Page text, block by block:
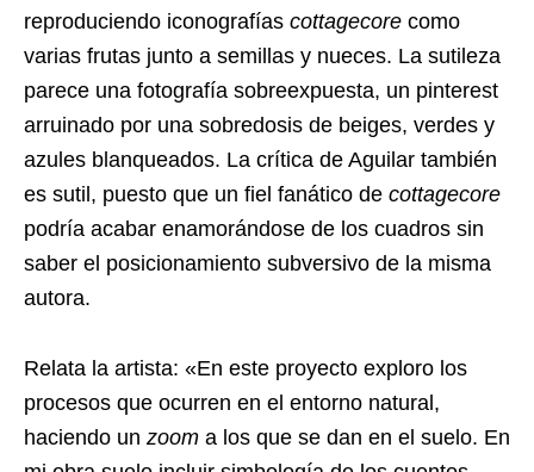
reproduciendo iconografías cottagecore como
varias frutas junto a semillas y nueces. La sutileza
parece una fotografía sobreexpuesta, un pinterest
arruinado por una sobredosis de beiges, verdes y
azules blanqueados. La crítica de Aguilar también
es sutil, puesto que un fiel fanático de cottagecore
podría acabar enamorándose de los cuadros sin
saber el posicionamiento subversivo de la misma
autora.
Relata la artista: «En este proyecto exploro los
procesos que ocurren en el entorno natural,
haciendo un zoom a los que se dan en el suelo. En